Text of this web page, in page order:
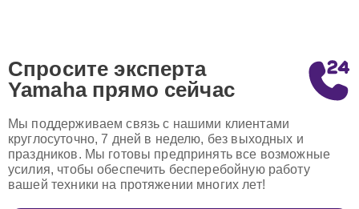
Спросите эксперта
Yamaha прямо сейчас
Мы поддерживаем связь с нашими клиентами
круглосуточно, 7 дней в неделю, без выходных и
праздников. Мы готовы предпринять все возможные
усилия, чтобы обеспечить бесперебойную работу
вашей техники на протяжении многих лет!